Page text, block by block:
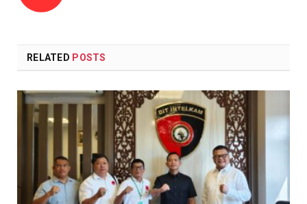
RELATED POSTS